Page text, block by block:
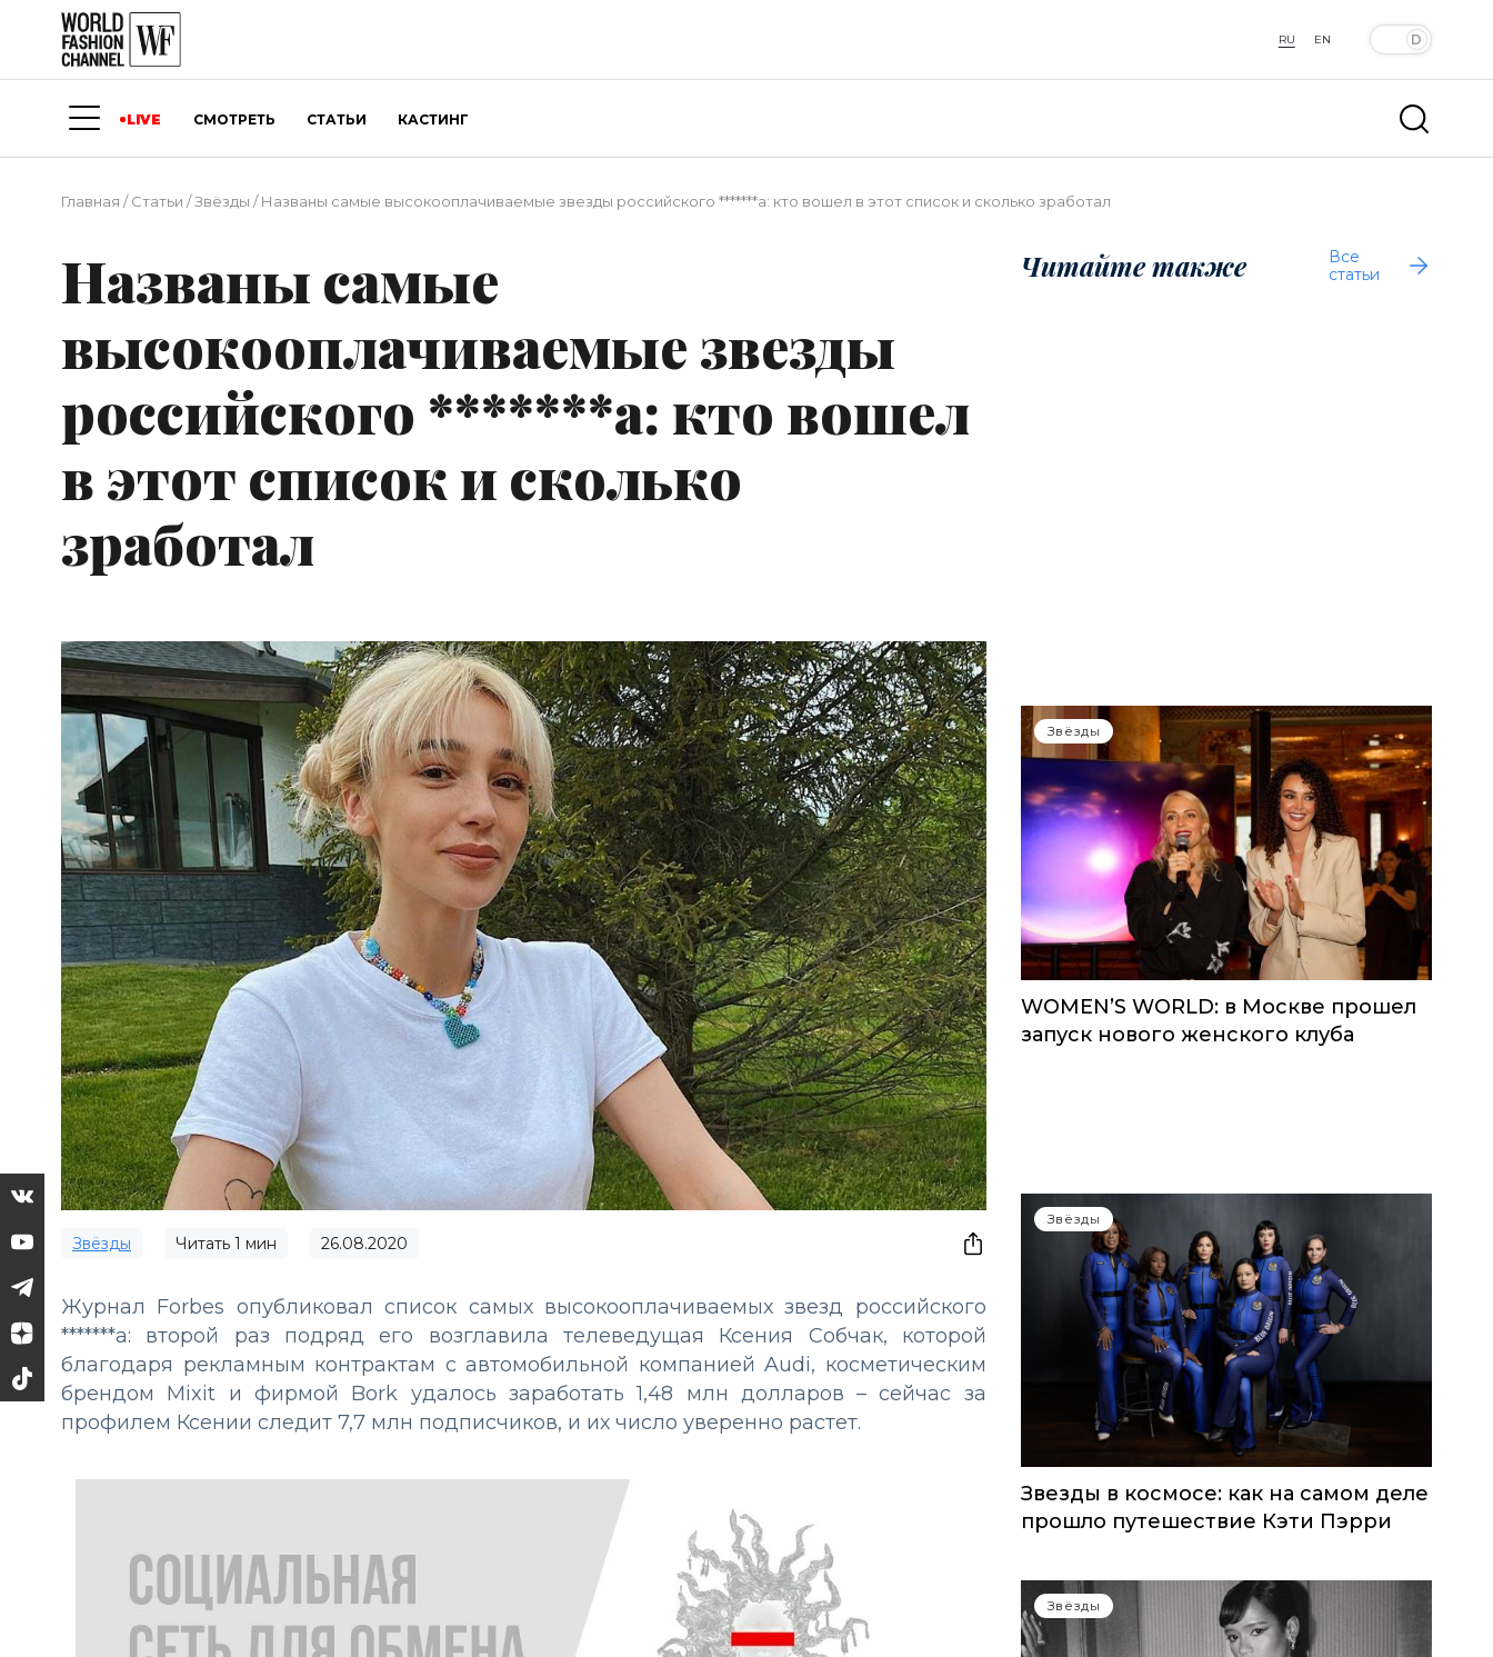
RU EN
LIVE СМОТРЕТЬ СТАТЬИ КАСТИНГ
Главная /Статьи /Звёзды /Названы самые высокооплачиваемые звезды российского *******а: кто вошел в этот список и сколько зработал
Названы самые
высокооплачиваемые звезды
российского *******а: кто вошел
в этот список и сколько
зработал
Звёзды Читать 1 мин 26.08.2020
Журнал Forbes опубликовал список самых высокооплачиваемых звезд российского
*******а: второй раз подряд его возглавила телеведущая Ксения Собчак, которой
благодаря рекламным контрактам с автомобильной компанией Audi, косметическим
брендом Mixit и фирмой Bork удалось заработать 1,48 млн долларов – сейчас за
профилем Ксении следит 7,7 млн подписчиков, и их число уверенно растет.
Читайте также
Все
статьи
Звёзды
WOMEN’S WORLD: в Москве прошел
запуск нового женского клуба
Звёзды
Звезды в космосе: как на самом деле
прошло путешествие Кэти Пэрри
Звёзды